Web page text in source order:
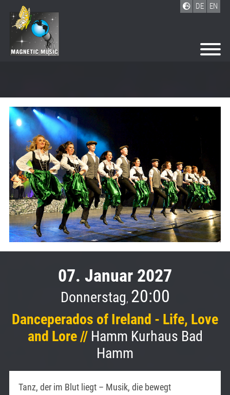
DE EN
07. Januar 2027
Donnerstag, 20:00
Danceperados of Ireland - Life, Love
and Lore // Hamm Kurhaus Bad
Hamm
Tanz, der im Blut liegt – Musik, die bewegt